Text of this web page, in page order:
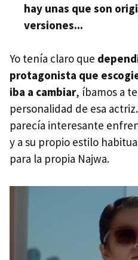
hay unas que son
versiones...
Yo tenía claro que
protagonista que
iba a cambiar, íbamos a
personalidad de esa
parecía interesante
y a su propio estilo
para la propia Najwa.